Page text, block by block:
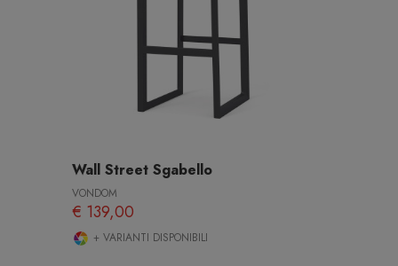
Wall Street Sgabello
VONDOM
€ 139,00
+ VARIANTI DISPONIBILI